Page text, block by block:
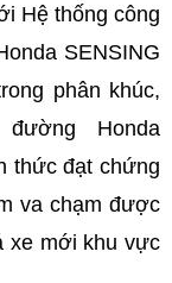
Hệ thống công
SENSING
phân khúc,
Honda
thức đạt chứng
va chạm được
xe mới khu vực